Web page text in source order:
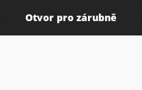
Otvor pro zárubně